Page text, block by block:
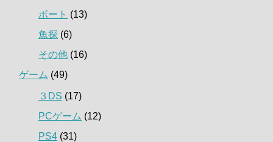
ボート (13)
魚探 (6)
その他 (16)
ゲーム (49)
３DS (17)
PCゲーム (12)
PS4 (31)